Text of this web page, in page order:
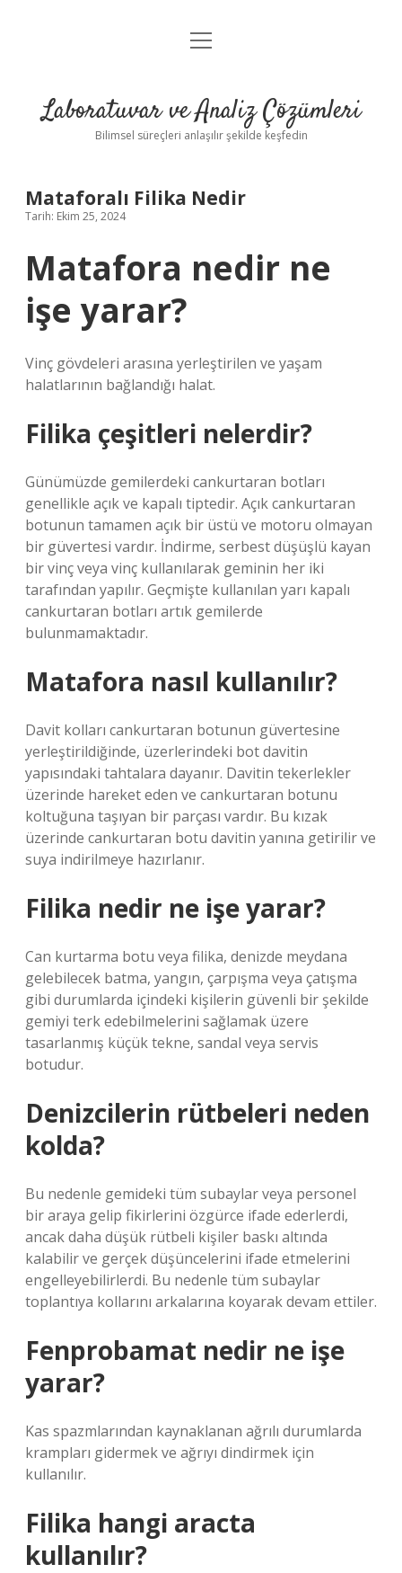
Anasayfa
Yasal Uyarı
menüyü
Laboratuvar ve Analiz Çözümleri
Bilimsel süreçleri anlaşılır şekilde keşfedin
Mataforalı Filika Nedir
Tarih: Ekim 25, 2024
Matafora nedir ne
işe yarar?
Vinç gövdeleri arasına yerleştirilen ve yaşam
halatlarının bağlandığı halat.
Filika çeşitleri nelerdir?
Günümüzde gemilerdeki cankurtaran botları
genellikle açık ve kapalı tiptedir. Açık cankurtaran
botunun tamamen açık bir üstü ve motoru olmayan
bir güvertesi vardır. İndirme, serbest düşüşlü kayan
bir vinç veya vinç kullanılarak geminin her iki
tarafından yapılır. Geçmişte kullanılan yarı kapalı
cankurtaran botları artık gemilerde
bulunmamaktadır.
Matafora nasıl kullanılır?
Davit kolları cankurtaran botunun güvertesine
yerleştirildiğinde, üzerlerindeki bot davitin
yapısındaki tahtalara dayanır. Davitin tekerlekler
üzerinde hareket eden ve cankurtaran botunu
koltuğuna taşıyan bir parçası vardır. Bu kızak
üzerinde cankurtaran botu davitin yanına getirilir ve
suya indirilmeye hazırlanır.
Filika nedir ne işe yarar?
Can kurtarma botu veya filika, denizde meydana
gelebilecek batma, yangın, çarpışma veya çatışma
gibi durumlarda içindeki kişilerin güvenli bir şekilde
gemiyi terk edebilmelerini sağlamak üzere
tasarlanmış küçük tekne, sandal veya servis
botudur.
Denizcilerin rütbeleri neden
kolda?
Bu nedenle gemideki tüm subaylar veya personel
bir araya gelip fikirlerini özgürce ifade ederlerdi,
ancak daha düşük rütbeli kişiler baskı altında
kalabilir ve gerçek düşüncelerini ifade etmelerini
engelleyebilirlerdi. Bu nedenle tüm subaylar
toplantıya kollarını arkalarına koyarak devam ettiler.
Fenprobamat nedir ne işe
yarar?
Kas spazmlarından kaynaklanan ağrılı durumlarda
krampları gidermek ve ağrıyı dindirmek için
kullanılır.
Filika hangi aracta
kullanılır?